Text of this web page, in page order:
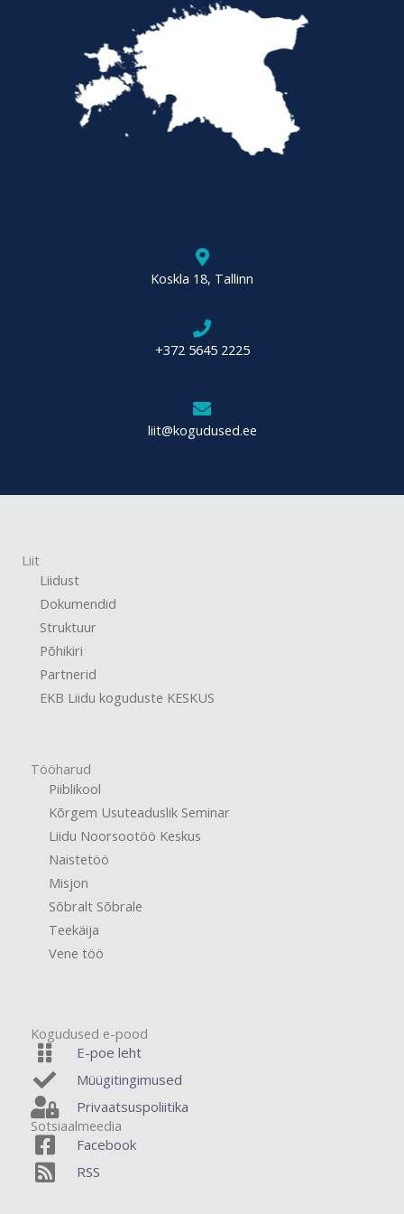
Koskla 18, Tallinn
+372 5645 2225
liit@kogudused.ee
Liit
Liidust
Dokumendid
Struktuur
Põhikiri
Partnerid
EKB Liidu koguduste KESKUS
Tööharud
Piiblikool
Kõrgem Usuteaduslik Seminar
Liidu Noorsootöö Keskus
Naistetöö
Misjon
Sõbralt Sõbrale
Teekäija
Vene töö
Kogudused e-pood
E-poe leht
Müügitingimused
Privaatsuspoliitika
Sotsiaalmeedia
Facebook
RSS